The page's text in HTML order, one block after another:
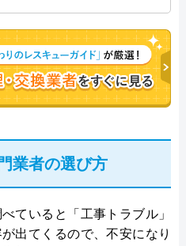
に信頼される「給湯器」のスペシ
業者の選び方
ていると「工事トラブル」
出てくるので、不安になり